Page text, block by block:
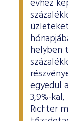
évhez
helyben
egyedül
3,9%-
Richter